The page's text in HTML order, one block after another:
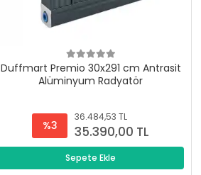
Duffmart Premio 30x291 cm Antrasit
Alüminyum Radyatör
%3
36.484,53 TL
35.390,00 TL
Sepete Ekle